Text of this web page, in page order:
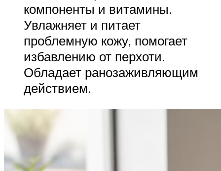
компоненты и витамины.
Увлажняет и питает
проблемную кожу, помогает
избавлению от перхоти.
Обладает ранозаживляющим
действием.